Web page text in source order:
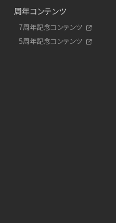
周年コンテンツ
7周年記念コンテンツ
5周年記念コンテンツ